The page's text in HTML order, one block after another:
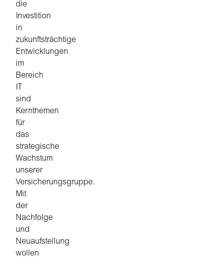
die
Investition
in
zukunftsträchtige
Entwicklungen
im
Bereich
sind
Kernthemen
für
das
strategische
Wachstum
unserer
Versicherungsgruppe.
Mit
der
Nachfolge
und
Neuaufstellung
wollen